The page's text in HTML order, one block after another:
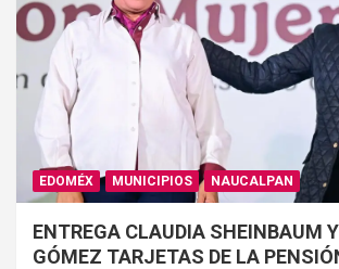
EDOMÉX MUNICIPIOS NAUCALPAN
ENTREGA CLAUDIA SHEINBAUM
GÓMEZ TARJETAS DE LA